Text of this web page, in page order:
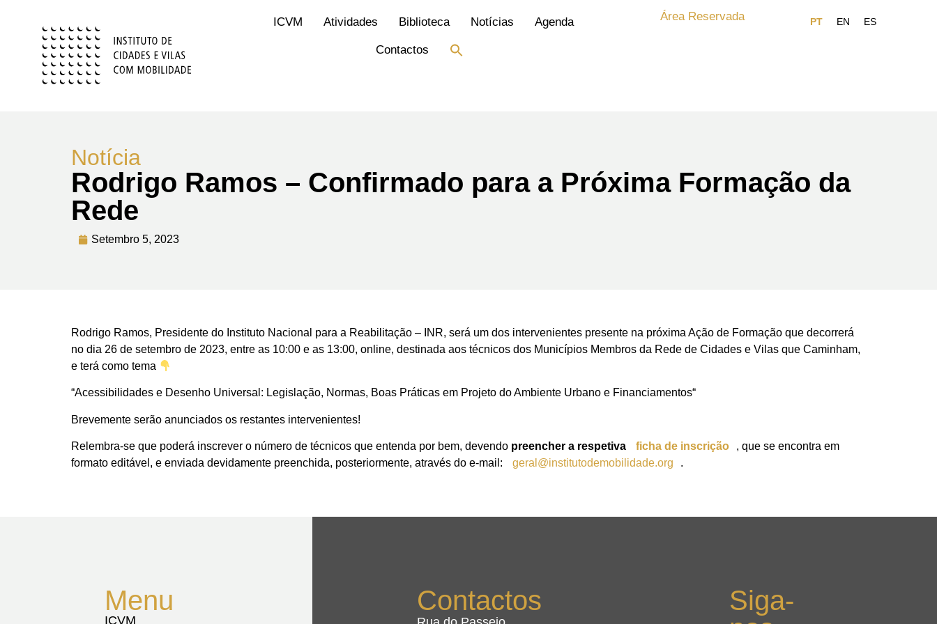
ICVM Atividades Biblioteca Notícias Agenda
Contactos
Área Reservada
Notícia
Rodrigo Ramos – Confirmado para a Próxima Formação da
Rede
Setembro 5, 2023
Rodrigo Ramos, Presidente do Instituto Nacional para a Reabilitação – INR, será um dos intervenientes presente na próxima Ação de Formação que decorrerá
no dia 26 de setembro de 2023, entre as 10:00 e as 13:00, online, destinada aos técnicos dos Municípios Membros da Rede de Cidades e Vilas que Caminham,
e terá como tema
“Acessibilidades e Desenho Universal: Legislação, Normas, Boas Práticas em Projeto do Ambiente Urbano e Financiamentos“
Brevemente serão anunciados os restantes intervenientes!
Relembra-se que poderá inscrever o número de técnicos que entenda por bem, devendo preencher a respetiva ficha de inscrição
, que se encontra em
formato editável, e enviada devidamente preenchida, posteriormente, através do e-mail:
geral@institutodemobilidade.org .
Menu
ICVM
Contactos
Siga-